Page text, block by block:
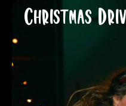
Christmas